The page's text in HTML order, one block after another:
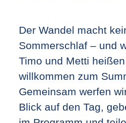
Der Wandel macht
Sommerschlaf – und
Timo und Metti
willkommen zum
Gemeinsam werfen
Blick auf den Tag,